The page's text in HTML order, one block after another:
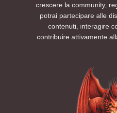
crescere la community,
potrai partecipare alle
contenuti, interagire
contribuire attivamente